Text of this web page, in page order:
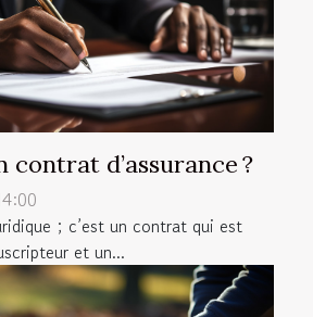
contrat d’assurance ?
; c’est un contrat qui est
et un...